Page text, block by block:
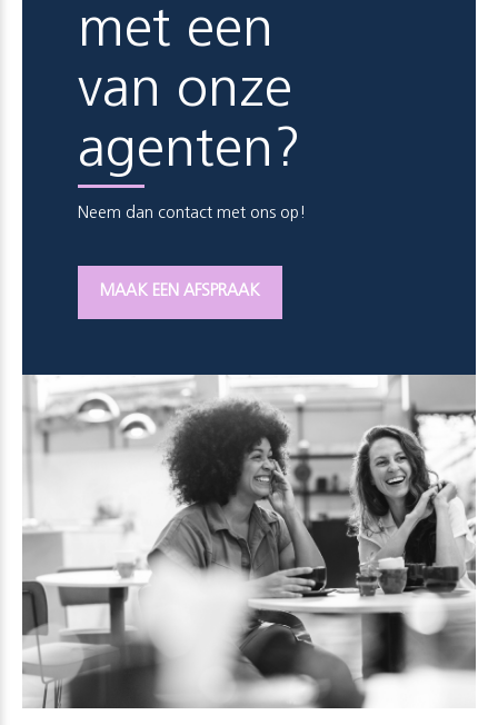
met een
van onze
agenten?
Neem dan contact met ons op!
MAAK EEN AFSPRAAK